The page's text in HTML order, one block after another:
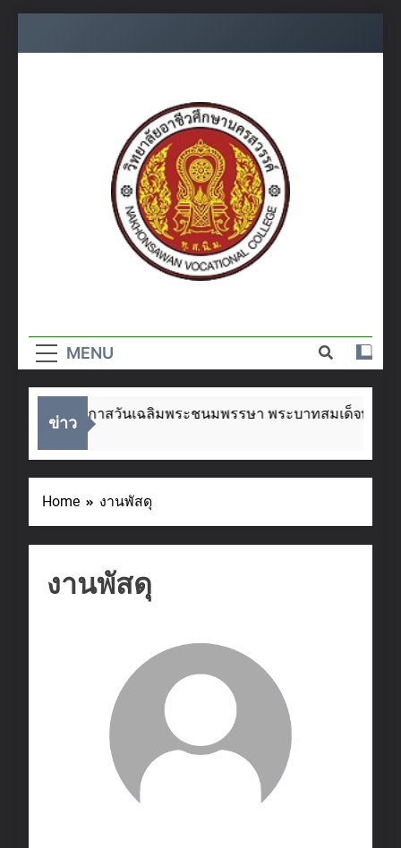
อาชีวศึกษา
นครสวรรค์
MENU
ข่าว
เนื่องในโอกาสวันเฉลิมพระชนมพรรษา พระบาทสมเด็จพระเจ้
Home งานพัสดุ
งานพัสดุ